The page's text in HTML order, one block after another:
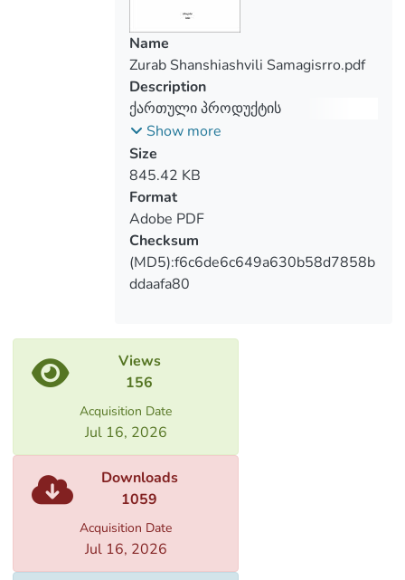
ტენდენციები და საგარეო ვაჭრობის
სასაქონლო სტრუქტურა. მოცემულია
საგარეო ვაჭრობის სტატისტიკური
მახასიათებლების დინამიკა და
გამოკვეთილია მოსალოდნელი
პერსპექტივები ევროკავშირის და სხვ
ქვეყნების მიხედვით, გაკეთებულია
შესაბამისი დასკვნები
Name
Zurab Shanshiashvili Samagisrro.pdf
Description
ქართული პროდუქტის
პოპულარობის ზრდის ტენდენციები
საერთაშორისო ბაზრებზე
Show more
Size
845.42 KB
Format
Adobe PDF
Checksum
(MD5):f6c6de6c649a630b58d7858b
ddaafa80
Views
156
Acquisition Date
Jul 16, 2026
Downloads
1059
Acquisition Date
Jul 16, 2026